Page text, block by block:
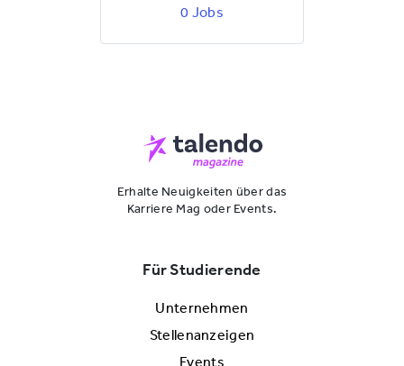
0 Jobs
Erhalte Neuigkeiten über das
Karriere Mag oder Events.
Für Studierende
Unternehmen
Stellenanzeigen
Events